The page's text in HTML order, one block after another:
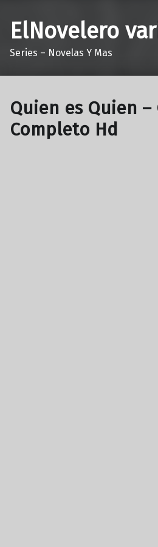
ElNovelero
Series – Novelas Y Mas
Quien es Quien
Completo Hd